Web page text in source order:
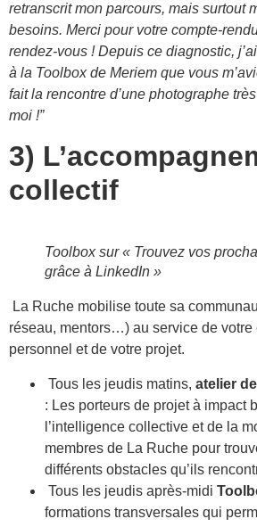
retranscrit mon parcours, mais surtout
besoins. Merci pour votre compte-
rendez-vous ! Depuis ce diagnostic,
à la Toolbox de Meriem que vous
fait la rencontre d’une photographe
moi !”
3)
collectif
Toolbox sur « Trouvez vos
grâce à LinkedIn »
La Ruche mobilise toute sa
réseau, mentors…) au service de votre
personnel et de votre projet.
Tous les jeudis matins, atelier
: Les porteurs de projet à impact
l’intelligence collective et de la
membres de La Ruche pour
différents obstacles qu’ils
Tous les jeudis après-midi
formations transversales qui